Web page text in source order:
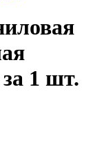
1 шт.